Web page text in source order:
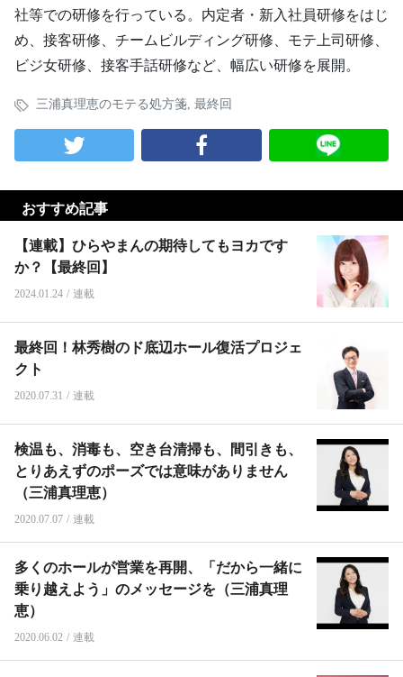
社等での研修を行っている。内定者・新入社員研修をはじ
め、接客研修、チームビルディング研修、モテ上司研修、
ビジ女研修、接客手話研修など、幅広い研修を展開。
三浦真理恵のモテる処方箋, 最終回
おすすめ記事
【連載】ひらやまんの期待してもヨカです
か？【最終回】
2024.01.24 / 連載
最終回！林秀樹のド底辺ホール復活プロジェ
クト
2020.07.31 / 連載
検温も、消毒も、空き台清掃も、間引きも、
とりあえずのポーズでは意味がありません
（三浦真理恵）
2020.07.07 / 連載
多くのホールが営業を再開、「だから一緒に
乗り越えよう」のメッセージを（三浦真理
恵）
2020.06.02 / 連載